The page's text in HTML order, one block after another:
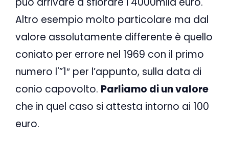
Altro esempio molto particolare ma dal
valore assolutamente differente è quello
coniato per errore nel 1969 con il primo
numero l'”1″ per l’appunto, sulla data di
conio capovolto. Parliamo di un valore
che in quel caso si attesta intorno ai 100
euro.